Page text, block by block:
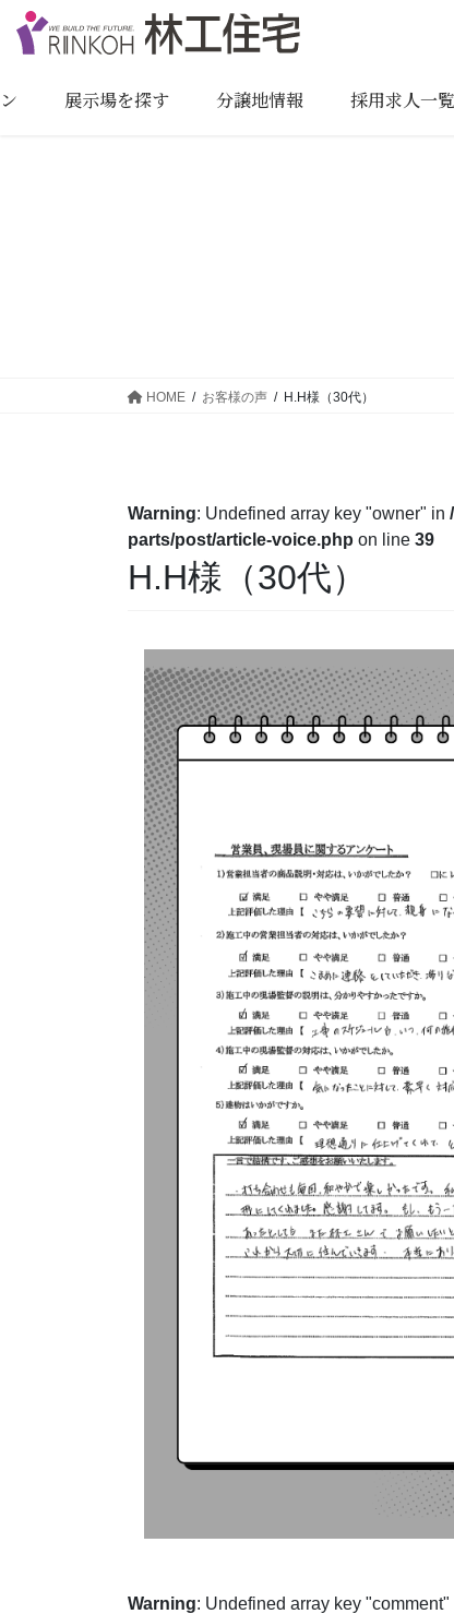
展示場を探す 分譲地情報 採用求人一覧
HOME お客様の声 H.H様（30代）
Warning: Undefined array key "owner" in
parts/post/article-voice.php on line 39
H.H様（30代）
Warning: Undefined array key "comment"